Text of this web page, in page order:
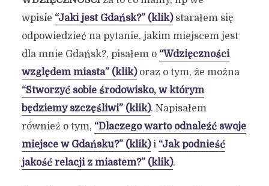
wpisie “Jaki jest Gdańsk?” (klik)starałem się
odpowiedzieć na pytanie, jakim miejscem jest
dla mnie Gdańsk?, pisałem o “Wdzięczności
względem miasta” (klik)oraz o tym, że można
“Stworzyć sobie środowisko, w którym
będziemy szczęśliwi” (klik). Napisałem
również o tym, “Dlaczego warto odnaleźć swoje
miejsce w Gdańsku?” (klik)i “Jak podnieść
jakość relacji z miastem?” (klik).